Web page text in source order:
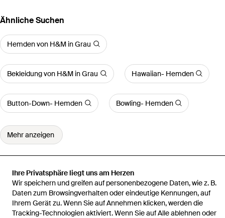
Ihre Privatsphäre liegt uns am Herzen
Wir speichern und greifen auf personenbezogene Daten, wie z. B.
Daten zum Browsingverhalten oder eindeutige Kennungen, auf
Ihrem Gerät zu. Wenn Sie auf Annehmen klicken, werden die
Tracking-Technologien aktiviert. Wenn Sie auf Alle ablehnen oder
Ähnliche Suchen
Hemden von H&M in Grau
Bekleidung von H&M in Grau Hawaiian- Hemden
Button-Down- Hemden Bowling- Hemden
Mehr anzeigen
Startseite Herren Hemden Hemd aus Leinenmix in Regular Fit